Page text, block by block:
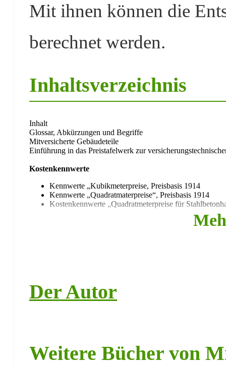
Mit ihnen können die
berechnet werden.
Inhaltsverzeichnis
Inhalt
Glossar, Abkürzungen und Begriffe
Mitversicherte Gebäudeteile
Einführung in das Preistafelwerk zur
Kostenkennwerte
Kennwerte „Kubikmeterpreise, Preisbasis 1914
Kennwerte „Quadratmaterpreise“, Preisbasis 1914
Kostenkennwerte „Quadratmeterpreise für
Preistafeln
Stahlbetonarbeiten
Natursteinarbeiten
Abdichtungsarbeiten
Der Autor
Weitere Bücher von